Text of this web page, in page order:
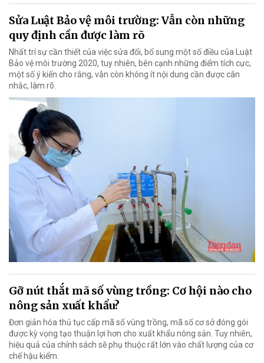
Sửa Luật Bảo vệ môi trường: Vẫn còn những
quy định cần được làm rõ
Nhất trí sự cần thiết của việc sửa đổi, bổ sung một số điều của Luật
Bảo vệ môi trường 2020, tuy nhiên, bên cạnh những điểm tích cực,
một số ý kiến cho rằng, vẫn còn không ít nội dung cần được cân
nhắc, làm rõ.
Gỡ nút thắt mã số vùng trồng: Cơ hội nào cho
nông sản xuất khẩu?
Đơn giản hóa thủ tục cấp mã số vùng trồng, mã số cơ sở đóng gói
được kỳ vọng tạo thuận lợi hơn cho xuất khẩu nông sản. Tuy nhiên,
hiệu quả của chính sách sẽ phụ thuộc rất lớn vào chất lượng của cơ
chế hậu kiểm.